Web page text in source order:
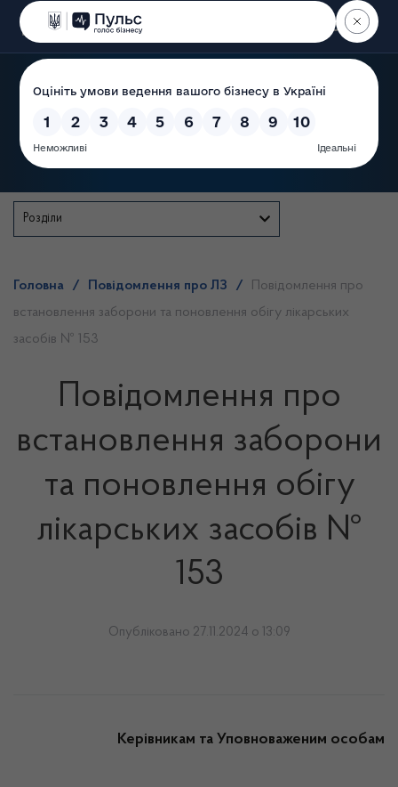
Пошук
Розділи
Головна / Повідомлення про ЛЗ /
Повідомлення про
встановлення заборони та поновлення обігу лікарських
засобів № 153
Повідомлення про
встановлення заборони
та поновлення обігу
лікарських засобів №
153
Опубліковано 27.11.2024 о 13:09
Керівникам та Уповноваженим особам